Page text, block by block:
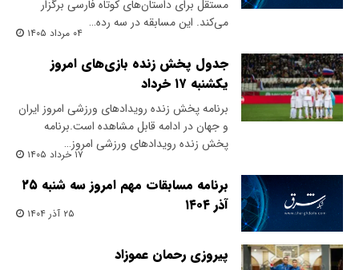
مستقل برای داستان‌های کوتاه فارسی برگزار
می‌کند. این مسابقه در سه رده‌…
۰۴ مرداد ۱۴۰۵
جدول پخش زنده بازی‌های امروز
یکشنبه ۱۷ خرداد
برنامه پخش زنده رویدادهای ورزشی امروز ایران
و جهان در ادامه قابل مشاهده است.برنامه
پخش زنده رویدادهای ورزشی امروز…
۱۷ خرداد ۱۴۰۵
برنامه مسابقات مهم امروز سه شنبه ۲۵
آذر ۱۴۰۴
۲۵ آذر ۱۴۰۴
پیروزی رحمان عموزاد